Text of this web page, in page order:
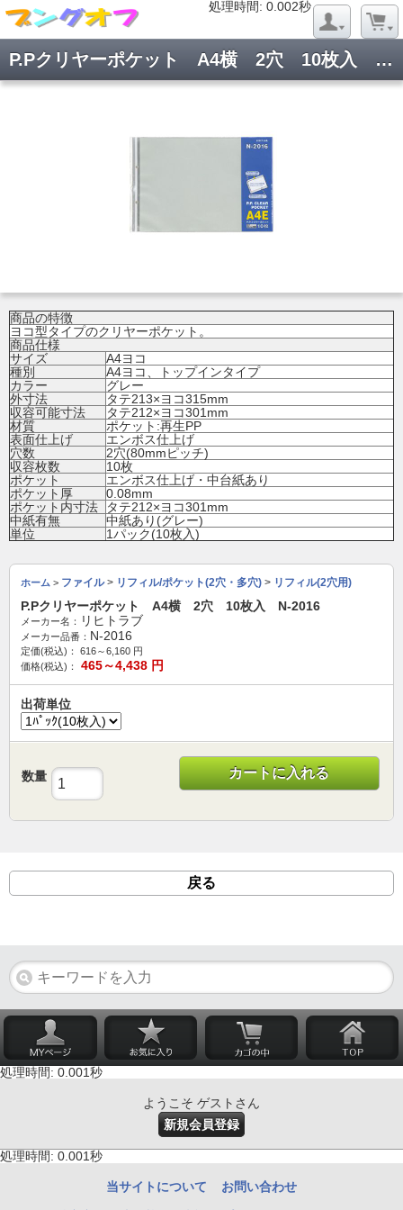
処理時間: 0.002秒
P.Pクリヤーポケット A4横 2穴 10枚入 N-2016
商品の特徴
ヨコ型タイプのクリヤーポケット。
商品仕様
サイズ
A4ヨコ
種別
A4ヨコ、トップインタイプ
カラー
グレー
外寸法
タテ213×ヨコ315mm
収容可能寸法
タテ212×ヨコ301mm
材質
ポケット:再生PP
表面仕上げ
エンボス仕上げ
穴数
2穴(80mmピッチ)
収容枚数
10枚
ポケット
エンボス仕上げ・中台紙あり
ポケット厚
0.08mm
ポケット内寸法
タテ212×ヨコ301mm
中紙有無
中紙あり(グレー)
単位
1パック(10枚入)
ホーム > ファイル> リフィル/ポケット(2穴・多穴) > リフィル(2穴用)
P.Pクリヤーポケット A4横 2穴 10枚入 N-2016
メーカー名： リヒトラブ
メーカー品番： N-2016
定価(税込)： 616～6,160 円
価格(税込)：
465～4,438 円
出荷単位
数量 カートに入れる
戻る
処理時間: 0.001秒
ようこそ ゲストさん
新規会員登録
処理時間: 0.001秒
当サイトについて お問い合わせ
処理時間: 0.020秒